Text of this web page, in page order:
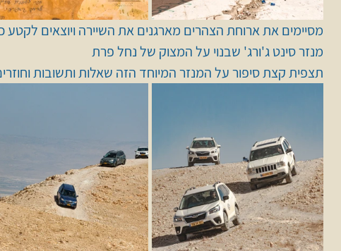
מסיימים את ארוחת הצהרים מארגנים את השיירה ויוצאים לקטע
מנזר סינט ג'ורג' שבנוי על המצוק של נחל פרת
תצפית קצת סיפור על המנזר המיוחד הזה שאלות ותשובות